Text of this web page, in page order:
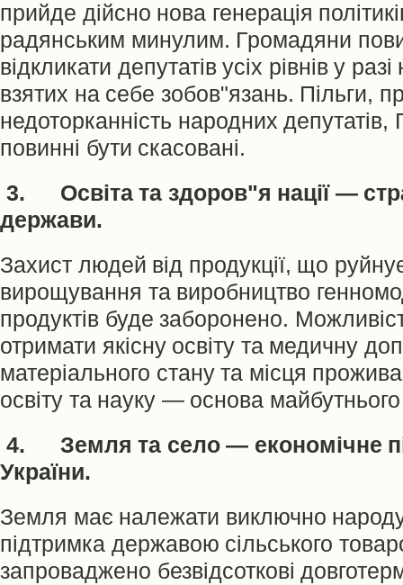
прийде дійсно нова генерація
радянським минулим. Громадяни
відкликати депутатів усіх рівнів у
взятих на себе зобов"язань. Пільги,
недоторканність народних депутатів,
повинні бути скасовані.
3. Освіта та здоров"я нації —
держави.
Захист людей від продукції, що
вирощування та виробництво
продуктів буде заборонено.
отримати якісну освіту та медичну
матеріального стану та місця
освіту та науку — основа
4. Земля та село — економічне
України.
Земля має належати виключно
підтримка державою сільського
запроваджено безвідсоткові